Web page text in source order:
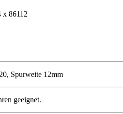
x 86112
Spurweite 12mm
geeignet.